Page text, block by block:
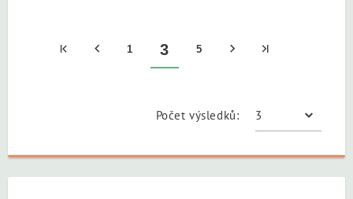
1 3 5
Počet výsledků: